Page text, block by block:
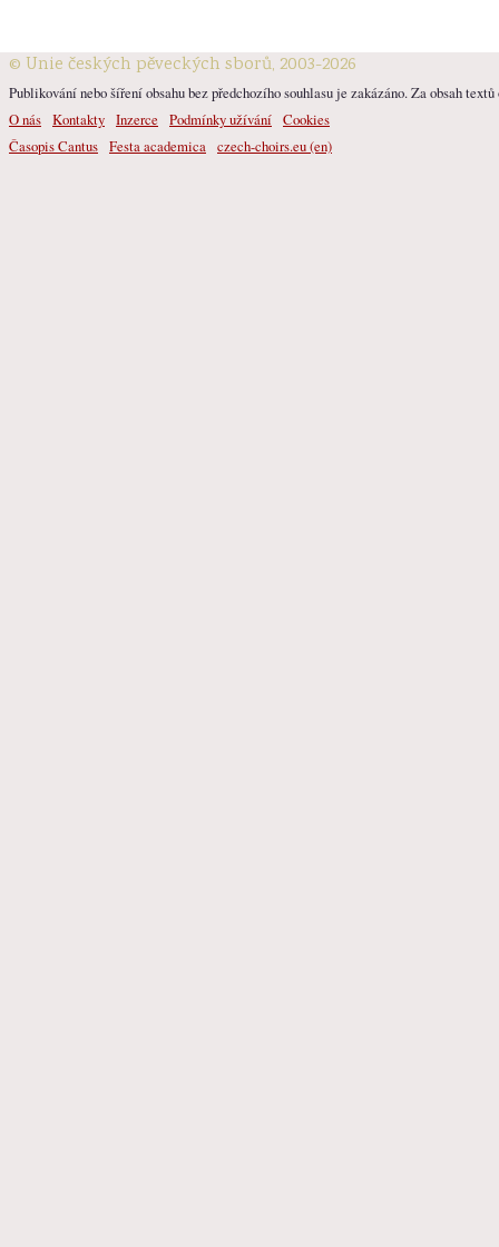
© Unie českých pěveckých sborů, 2003-2026
Publikování nebo šíření obsahu bez předchozího souhlasu je zakázáno. Za obsah
O nás Kontakty Inzerce Podmínky užívání Cookies
Časopis Cantus Festa academica czech-choirs.eu (en)